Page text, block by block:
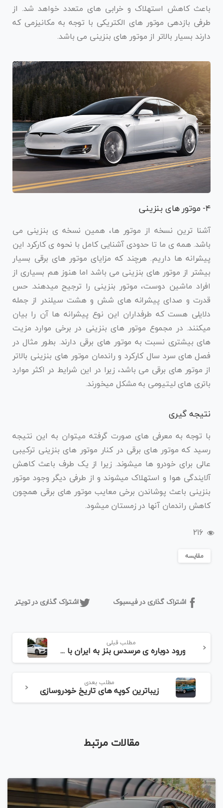
باعث کاهش استهلاک و خرابی های متعدد خواهد شد. از
طرفی بازدهی موتور های الکتریکی با توجه به مکانیزمی که
دارند بسیار بالاتر از موتور های بنزینی می باشد.
۴- موتور های بنزینی
آشنا ترین نسخه از موتور ها، همین نسخه ی بنزینی می
باشد. همه ی ما تا حدودی آشنایی کامل با نحوه ی کارکرد این
پیشرانه ها داریم. هرچند که مزایای موتور های برقی بسیار
بیشتر از موتور های بنزینی می باشد اما هنوز هم بسیاری از
افراد ماشین دوست، موتور بنزینی را ترجیح میدهند. حس
قدرت و صدای پیشرانه های شش و هشت سیلندر از جمله
دلایلی هست که طرفداران این نوع پیشرانه ها آن را بیان
میکنند. در مجموع موتور های بنزینی در برخی موارد مزیت
های بیشتری نسبت به موتور های برقی دارند. بطور مثال در
فصل های سرد سال کارکرد و راندمان موتور های بنزینی بالاتر
از موتور های برقی می باشد، زیرا در این شرایط در اکثر موارد
باتری های لیتیومی به مشکل میخورند.
نتیجه گیری
با توجه به معرفی های صورت گرفته میتوان به این‌ نتیجه
رسید که موتور های برقی در کنار موتور های بنزینی ترکیبی
عالی برای خودرو ها میشوند. زیرا از یک طرف باعث کاهش
آلایندگی هوا و استهلاک میشوند و از طرفی دیگر وجود موتور
بنزینی باعث پوشاندن برخی معایب موتور های برقی همچون
کاهش راندمان آنها در زمستان میشود.
216
مقایسه
اشتراک گذاری در فیسبوک اشتراک گذاری در تویتر
مطلب قبلی
ورود دوباره ی مرسدس بنز به ایران با دو مدل C180‌ و CLA 180
مطلب بعدی
زیباترین کوپه های تاریخ خودروسازی
مقالات مرتبط